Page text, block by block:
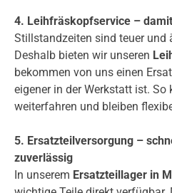
4. Leihfräskopfservice –
Stillstandzeiten sind teuer und
Deshalb bieten wir unseren
bekommen von uns einen
eigener in der Werkstatt ist. So
weiterfahren und bleiben
5. Ersatzteilversorgung –
zuverlässig
In unserem Ersatzteillager in